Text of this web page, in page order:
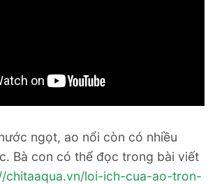
ngọt, ao nổi còn có nhiều
Bà con có thể đọc trong bài viết
chitaaqua.vn/loi-ich-cua-ao-tron-